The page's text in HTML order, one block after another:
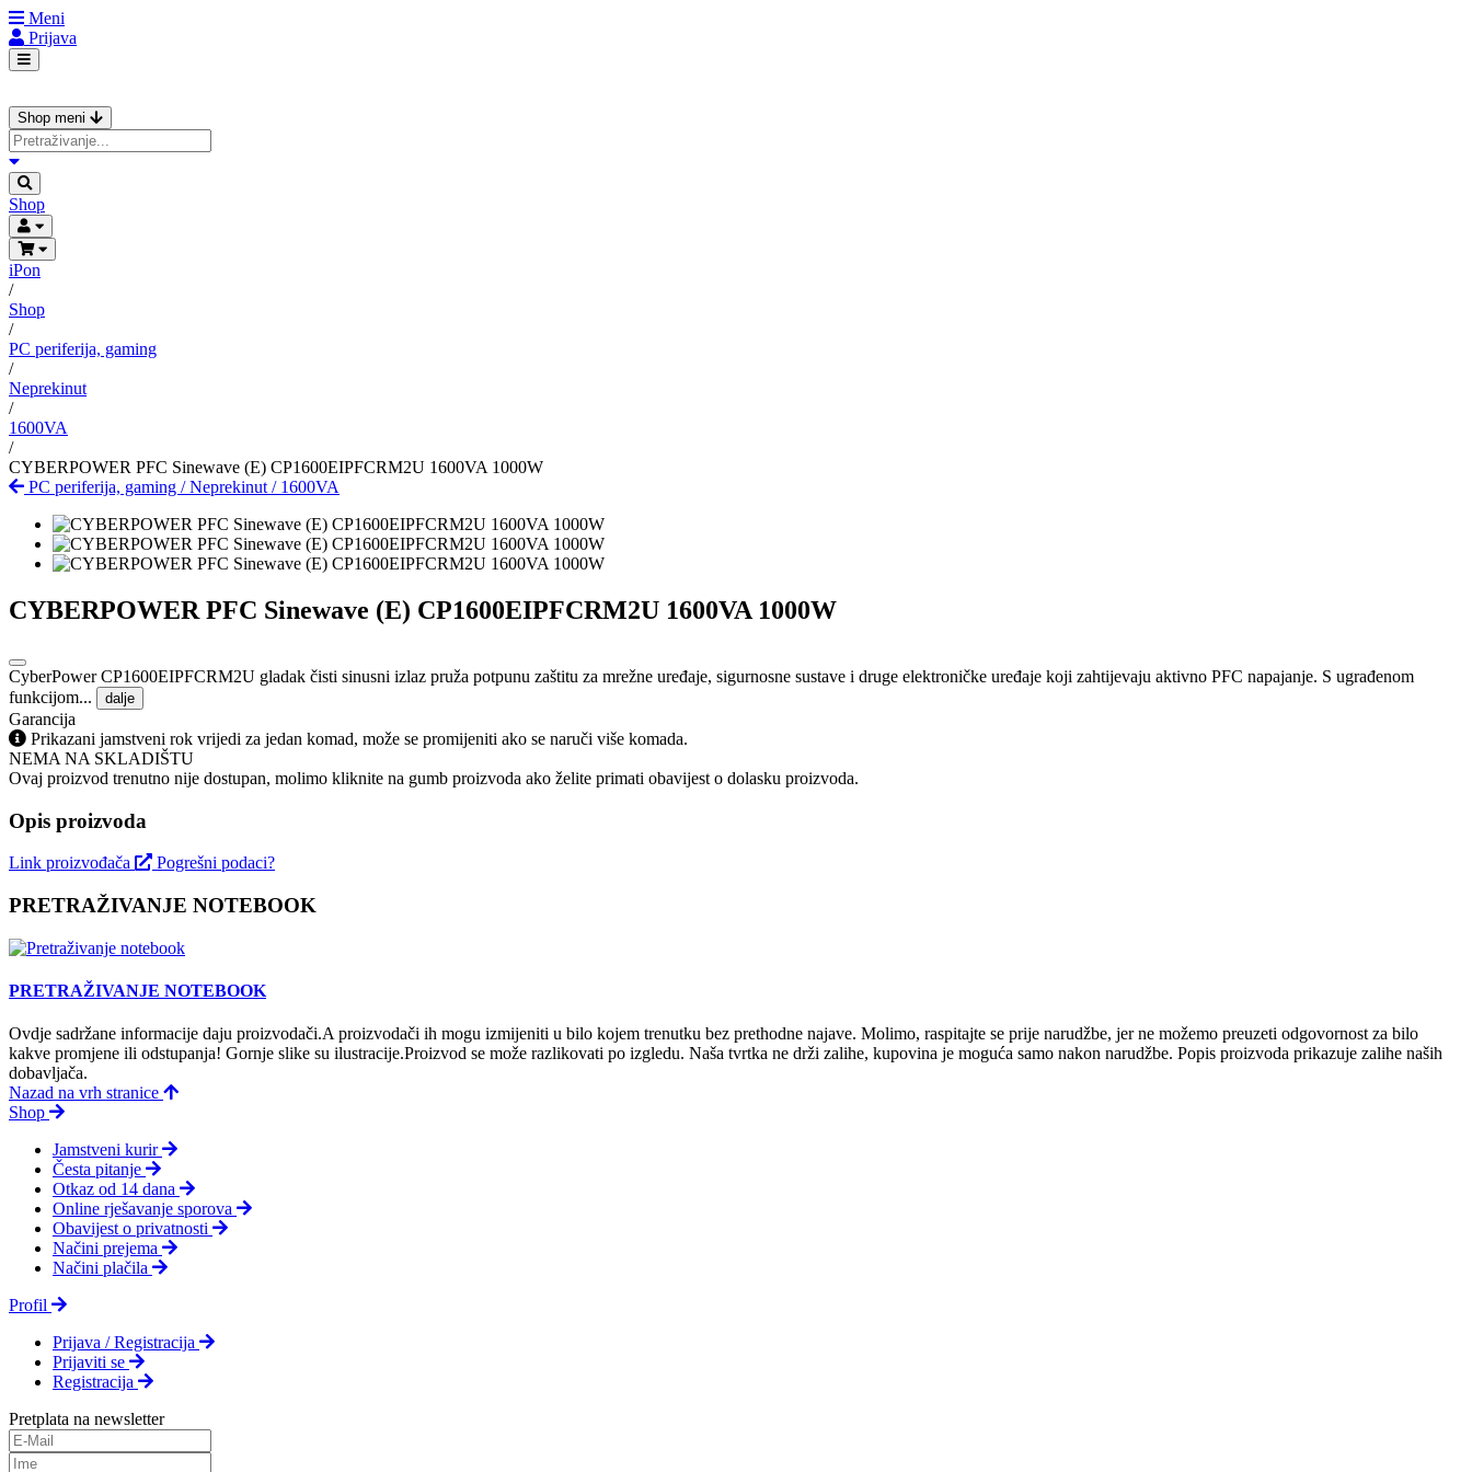
Meni
Prijava
Shop meni
Shop
iPon
/
Shop
/
PC periferija, gaming
/
Neprekinut
/
1600VA
/
CYBERPOWER PFC Sinewave (E) CP1600EIPFCRM2U 1600VA 1000W
PC periferija, gaming /Neprekinut / 1600VA
CYBERPOWER PFC Sinewave (E) CP1600EIPFCRM2U 1600VA 1000W
CyberPower CP1600EIPFCRM2U gladak čisti sinusni izlaz pruža potpunu zaštitu za mrežne uređaje, sigurnosne sustave i druge elektroničke uređaje koji zahtijevaju aktivno PFC napajanje. S ugrađenom
funkcijom...
dalje
Garancija
Prikazani jamstveni rok vrijedi za jedan komad, može se promijeniti ako se naruči više komada.
NEMA NA SKLADIŠTU
Ovaj proizvod trenutno nije dostupan, molimo kliknite na gumb proizvoda ako želite primati obavijest o dolasku proizvoda.
Opis proizvoda
Link proizvođača Pogrešni podaci?
PRETRAŽIVANJE NOTEBOOK
PRETRAŽIVANJE NOTEBOOK
Ovdje sadržane informacije daju proizvodači.A proizvodači ih mogu izmijeniti u bilo kojem trenutku bez prethodne najave. Molimo, raspitajte se prije narudžbe, jer ne možemo preuzeti odgovornost za bilo
kakve promjene ili odstupanja! Gornje slike su ilustracije.Proizvod se može razlikovati po izgledu. Naša tvrtka ne drži zalihe, kupovina je moguća samo nakon narudžbe. Popis proizvoda prikazuje zalihe naših
dobavljača.
Nazad na vrh stranice
Shop
Jamstveni kurir
Česta pitanje
Otkaz od 14 dana
Online rješavanje sporova
Obavijest o privatnosti
Načini prejema
Načini plačila
Profil
Prijava / Registracija
Prijaviti se
Registracija
Pretplata na newsletter